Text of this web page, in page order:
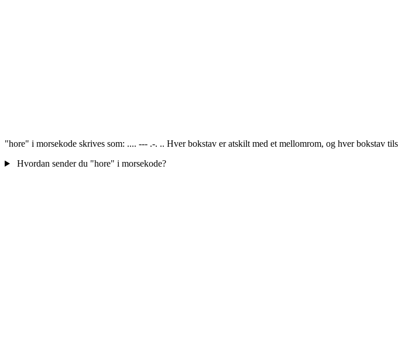
"hore" i morsekode skrives som: .... --- .-. .. Hver bokstav er atskilt med et mellomrom, og hver bokstav
Hvordan sender du "hore" i morsekode?